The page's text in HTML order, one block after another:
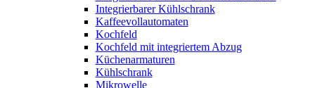
Integrierbarer Kühlschrank
Kaffeevollautomaten
Kochfeld
Kochfeld mit integriertem Abzug
Küchenarmaturen
Kühlschrank
Mikrowelle